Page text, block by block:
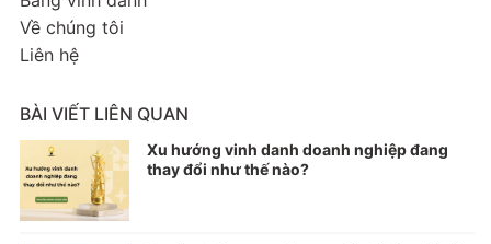
Về chúng tôi
Liên hệ
BÀI VIẾT LIÊN QUAN
Xu hướng vinh danh doanh nghiệp đang
thay đổi như thế nào?